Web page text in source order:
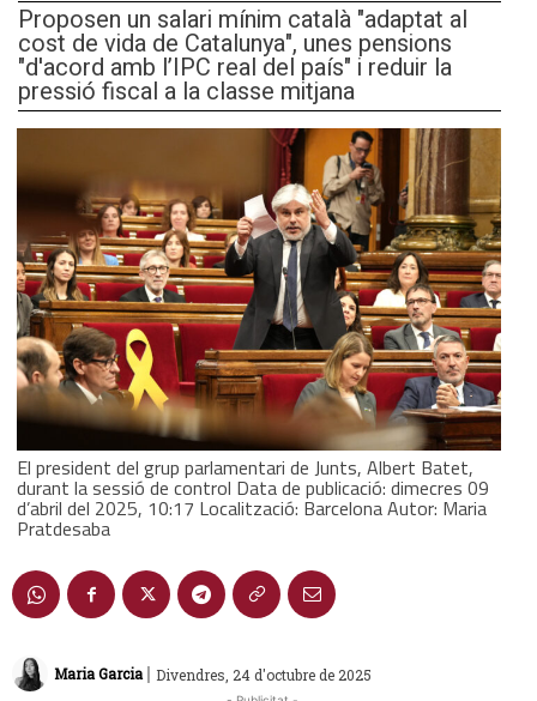
Proposen un salari mínim català "adaptat al
cost de vida de Catalunya", unes pensions
"d'acord amb l’IPC real del país" i reduir la
pressió fiscal a la classe mitjana
El president del grup parlamentari de Junts, Albert Batet,
durant la sessió de control Data de publicació: dimecres 09
d’abril del 2025, 10:17 Localització: Barcelona Autor: Maria
Pratdesaba
Maria Garcia | Divendres, 24 d'octubre de 2025